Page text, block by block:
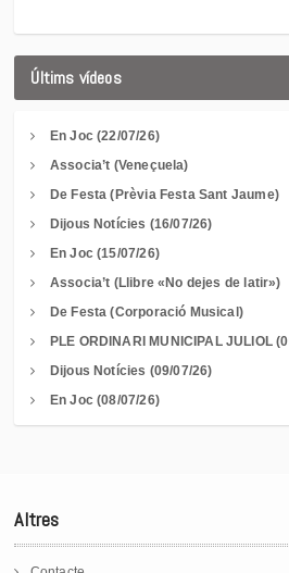
Últims vídeos
En Joc (22/07/26)
Associa’t (Veneçuela)
De Festa (Prèvia Festa Sant Jaume)
Dijous Notícies (16/07/26)
En Joc (15/07/26)
Associa’t (Llibre «No dejes de latir»)
De Festa (Corporació Musical)
PLE ORDINARI MUNICIPAL JULIOL
Dijous Notícies (09/07/26)
En Joc (08/07/26)
Altres